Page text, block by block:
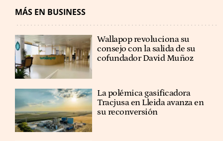
MÁS EN BUSINESS
Wallapop revoluciona su
consejo con la salida de su
cofundador David Muñoz
La polémica gasificadora
Tracjusa en Lleida avanza en
su reconversión